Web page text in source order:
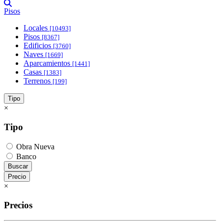
Pisos
Locales [10493]
Pisos [8367]
Edificios [3760]
Naves [1669]
Aparcamientos [1441]
Casas [1383]
Terrenos [199]
Tipo
×
Tipo
Obra Nueva
Banco
Buscar
Precio
×
Precios